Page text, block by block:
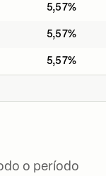
5,57%
5,57%
5,57%
o período